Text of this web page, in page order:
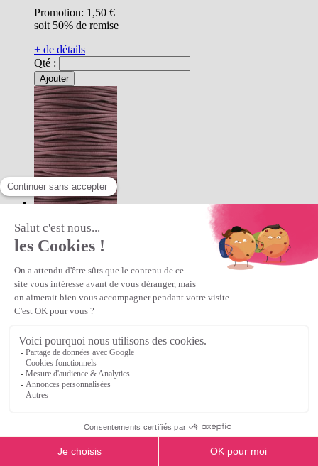
Promotion: 1,50 €
soit 50% de remise
+ de détails
Qté :
Ajouter
Coton ciré Haute Fantaisie 1.90 mm
bordeaux x1m
3,00 €
Promotion:
1,50 €
soit 50% de remise
+ de détails
Qté :
Ajouter